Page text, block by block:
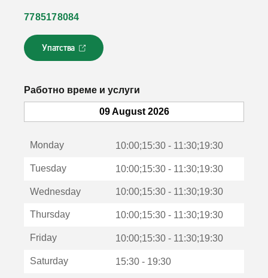
7785178084
Упатства
Л
и
к
с
Работно време и услуги
09 August 2026
Monday 10:00;15:30 - 11:30;19:30
Tuesday 10:00;15:30 - 11:30;19:30
Wednesday 10:00;15:30 - 11:30;19:30
Thursday 10:00;15:30 - 11:30;19:30
Friday 10:00;15:30 - 11:30;19:30
Saturday 15:30 - 19:30